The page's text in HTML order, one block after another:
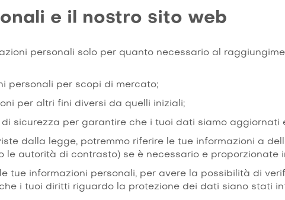
e il nostro sito web
personali solo per quanto necessario al
personali per scopi di mercato;
per altri fini diversi da quelli iniziali;
sicurezza per garantire che i tuoi dati siamo aggiornati
dalla legge, potremmo riferire le tue informazioni a
le autorità di contrasto) se è necessario e
tue informazioni personali, per avere la possibilità di
i tuoi diritti riguardo la protezione dei dati siano stati